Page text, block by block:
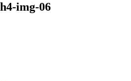
h4-img-06